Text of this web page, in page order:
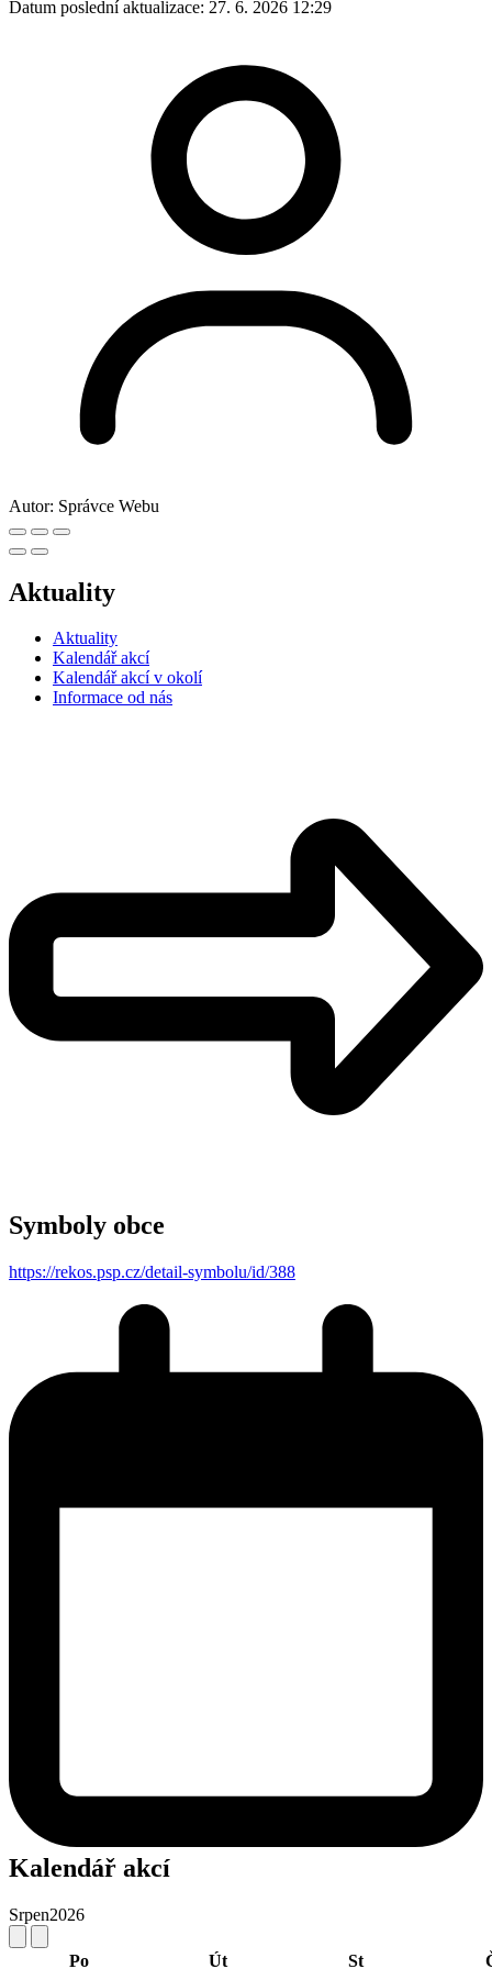
Datum poslední aktualizace: 27. 6. 2026 12:29
Autor: Správce Webu
Aktuality
Aktuality
Kalendář akcí
Kalendář akcí v okolí
Informace od nás
Symboly obce
https://rekos.psp.cz/detail-symbolu/id/388
Kalendář akcí
Srpen2026
Po Út St